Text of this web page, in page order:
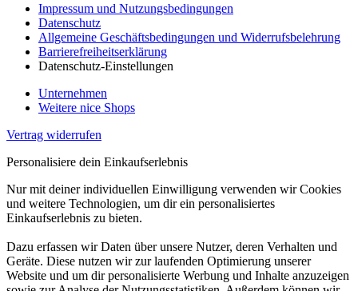
Impressum und Nutzungsbedingungen
Datenschutz
Allgemeine Geschäftsbedingungen und Widerrufsbelehrung
Barrierefreiheitserklärung
Datenschutz-Einstellungen
Unternehmen
Weitere nice Shops
Vertrag widerrufen
Personalisiere dein Einkaufserlebnis
Nur mit deiner individuellen Einwilligung verwenden wir Cookies
und weitere Technologien, um dir ein personalisiertes
Einkaufserlebnis zu bieten.
Dazu erfassen wir Daten über unsere Nutzer, deren Verhalten und
Geräte. Diese nutzen wir zur laufenden Optimierung unserer
Website und um dir personalisierte Werbung und Inhalte anzuzeigen